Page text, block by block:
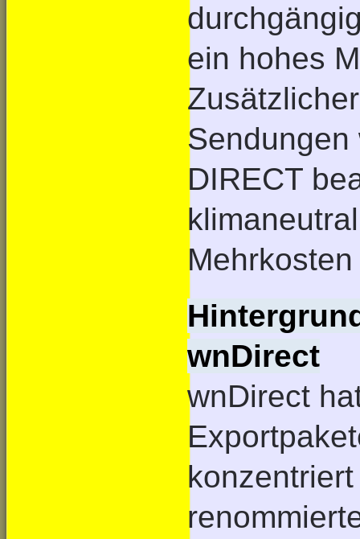
ein hohes
DIRECT
wnDirect
wnDirect